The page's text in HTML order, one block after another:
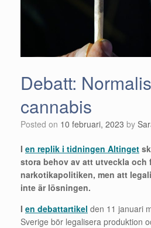
Debatt:
cannabis
Posted on 10 februari, 2023 by
I en replik i tidningen Altinget
stora behov av att utveckla och
narkotikapolitiken, men att
inte är lösningen.
I en debattartikel den 11 januari
Sverige bör legalisera produktion